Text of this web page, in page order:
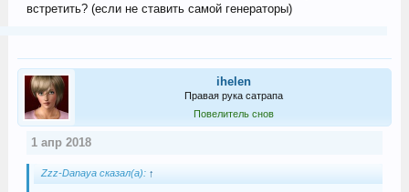
встретить? (если не ставить самой генераторы)
ihelen
Правая рука сатрапа
Повелитель снов
1 апр 2018
Zzz-Danaya сказал(а): ↑